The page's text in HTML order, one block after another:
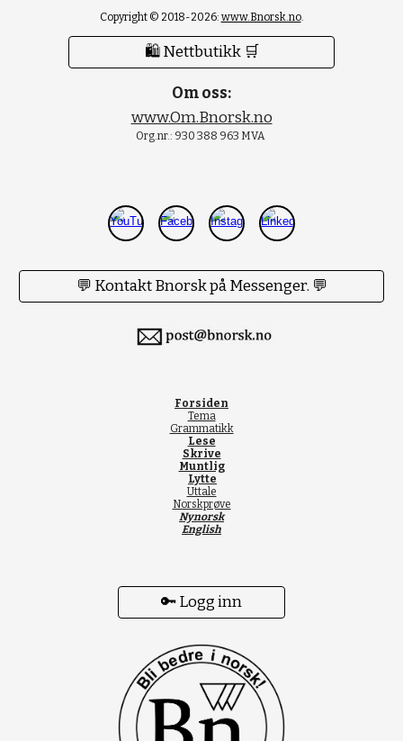
Copyright © 2018-2026: www.Bnorsk.no.
🛍 Nettbutikk 🛒
Om oss:
www.Om.Bnorsk.no
Org.nr.: 930 388 963 MVA
💬 Kontakt Bnorsk på Messenger. 💬
Forsiden
Tema
Grammatikk
Lese
Skrive
Muntlig
Lytte
Uttale
Norskprøve
Nynorsk
English
🔑 Logg inn